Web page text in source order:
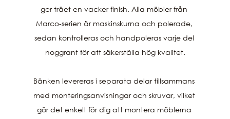
ger träet en vacker finish. Alla möbler från
Marco-serien är maskinskurna och polerade,
sedan kontrolleras och handpoleras varje del
noggrant för att säkerställa hög kvalitet.
Bänken levereras i separata delar tillsammans
med monteringsanvisningar och skruvar, vilket
gör det enkelt för dig att montera möblerna